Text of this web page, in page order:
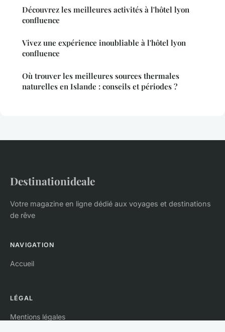
Découvrez les meilleures activités à l'hôtel lyon
confluence
Vivez une expérience inoubliable à l'hôtel lyon
confluence
Où trouver les meilleures sources thermales
naturelles en Islande : conseils et périodes ?
Destinationideale
Votre magazine en ligne dédié aux voyages et destinations
de rêve
NAVIGATION
Accueil
LÉGAL
Mentions légales